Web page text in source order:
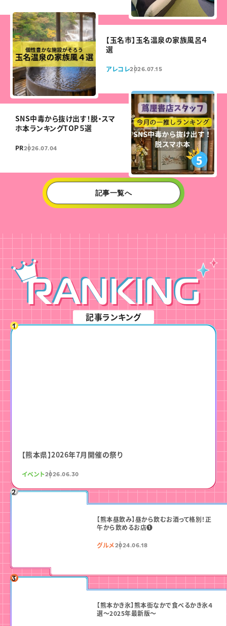
【玉名市】玉名温泉の家族風呂４
選
アレコレ2026.07.15
SNS中毒から抜け出す！脱・スマ
ホ本ランキングTOP５選
PR2026.07.04
記事一覧へ
RANKING
記事ランキング
【熊本県】2026年7月開催の祭り
イベント2026.06.30
【熊本昼飲み】昼から飲むお酒って格別！正
午から飲めるお店❶
グルメ2024.06.18
【熊本かき氷】熊本街なかで食べるかき氷４
選〜2025年最新版〜